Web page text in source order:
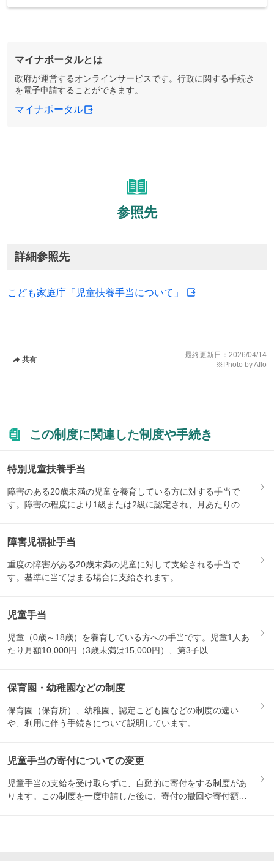
マイナポータルとは
政府が運営するオンラインサービスです。行政に関する手続き
を電子申請することができます。
マイナポータル
参照先
詳細参照先
こども家庭庁「児童扶養手当について」
共有
最終更新日： 2026/04/14
※Photo by Aflo
この制度に関連した制度や手続き
特別児童扶養手当
障害のある20歳未満の児童を養育している方に対する手当で
す。障害の程度により1級または2級に認定され、月あたりの支
障害児福祉手当
重度の障害がある20歳未満の児童に対して支給される手当で
す。基準に当てはまる場合に支給されます。
児童手当
児童（0歳～18歳）を養育している方への手当です。児童1人あ
たり月額10,000円（3歳未満は15,000円）、第3子以...
保育園・幼稚園などの制度
保育園（保育所）、幼稚園、認定こども園などの制度の違い
や、利用に伴う手続きについて説明しています。
児童手当の寄付についての変更
児童手当の支給を受け取らずに、自動的に寄付をする制度があ
ります。この制度を一度申請した後に、寄付の撤回や寄付額の